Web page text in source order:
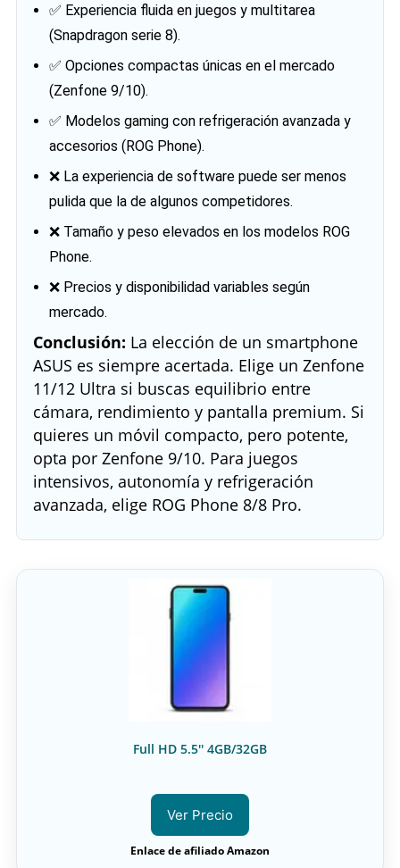
✅ Experiencia fluida en juegos y multitarea
(Snapdragon serie 8).
✅ Opciones compactas únicas en el mercado
(Zenfone 9/10).
✅ Modelos gaming con refrigeración avanzada y
accesorios (ROG Phone).
❌ La experiencia de software puede ser menos
pulida que la de algunos competidores.
❌ Tamaño y peso elevados en los modelos ROG
Phone.
❌ Precios y disponibilidad variables según
mercado.
Conclusión: La elección de un smartphone
ASUS es siempre acertada. Elige un Zenfone
11/12 Ultra si buscas equilibrio entre
cámara, rendimiento y pantalla premium. Si
quieres un móvil compacto, pero potente,
opta por Zenfone 9/10. Para juegos
intensivos, autonomía y refrigeración
avanzada, elige ROG Phone 8/8 Pro.
Full HD 5.5'' 4GB/32GB
Ver Precio
Enlace de afiliado Amazon